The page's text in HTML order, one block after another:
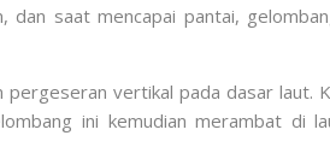
saat mencapai pantai,
vertikal pada dasar laut.
ini kemudian merambat di